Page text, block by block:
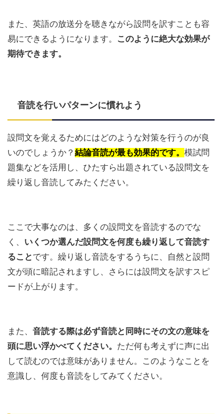
また、英語の放送分を聴きながら設問を訳すことも容
易にできるようになります。
このように絶大な効果が
期待できます。
音読を行いパターンに慣れよう
設問文を覚えるためにはどのような対策を行うのが良
いのでしょうか？ 結論音読が最も効果的です。 模試問
題集などを活用し、ひたすら出題されている設問文を
繰り返し音読してみたください。
ここで大事なのは、多くの設問文を音読するのでな
く、 いくつか選んだ設問文を何度も繰り返して音読す
ること です。繰り返し音読をするうちに、自然と設問
文が頭に暗記されますし、さらには設問文を訳すスピ
ードが上がります。
また、 音読する際は必ず音読と同時にその文の意味を
頭に思い浮かべてください。 ただ何も考えずに声に出
して読むのでは意味がありません。このようなことを
意識し、何度も音読をしてみてください。